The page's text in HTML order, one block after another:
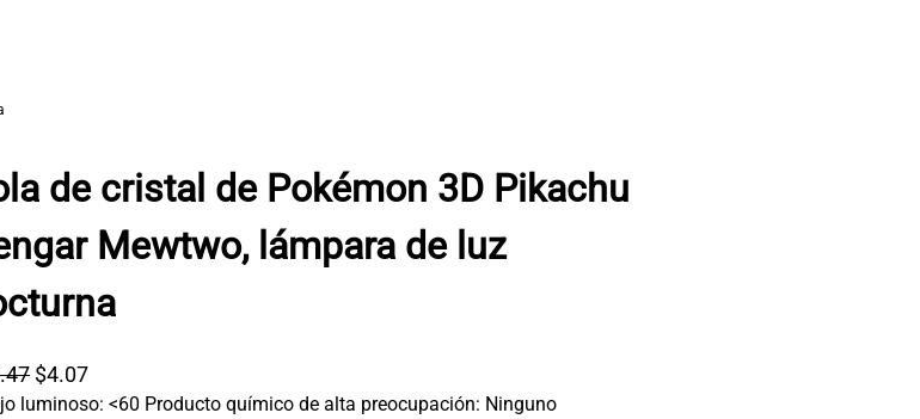
de cristal de Pokémon 3D Pikachu
Mewtwo, lámpara de luz
E
l
$4.07E
l
luminoso: <60 Producto químico de alta preocupación: Ninguno